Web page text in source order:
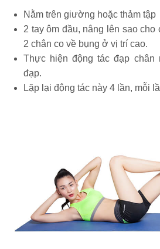
Nằm trên giường hoặc thảm tập
2 tay ôm đầu, nâng lên sao cho
2 chân co về bụng ở vị trí cao.
Thực hiện động tác đạp chân
đạp.
Lặp lại động tác này 4 lần, mỗi